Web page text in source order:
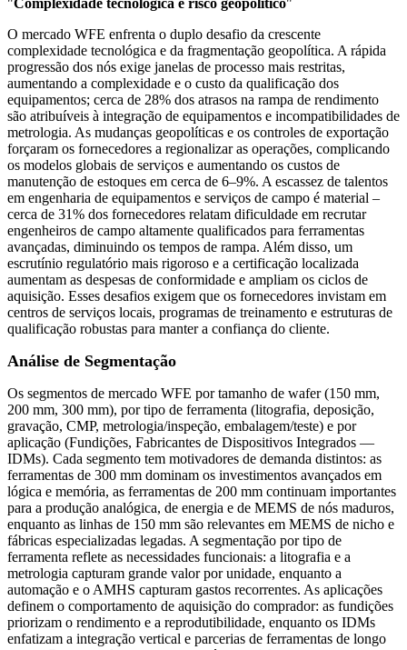
"Complexidade tecnológica e risco geopolítico"
O mercado WFE enfrenta o duplo desafio da crescente
complexidade tecnológica e da fragmentação geopolítica. A rápida
progressão dos nós exige janelas de processo mais restritas,
aumentando a complexidade e o custo da qualificação dos
equipamentos; cerca de 28% dos atrasos na rampa de rendimento
são atribuíveis à integração de equipamentos e incompatibilidades de
metrologia. As mudanças geopolíticas e os controles de exportação
forçaram os fornecedores a regionalizar as operações, complicando
os modelos globais de serviços e aumentando os custos de
manutenção de estoques em cerca de 6–9%. A escassez de talentos
em engenharia de equipamentos e serviços de campo é material –
cerca de 31% dos fornecedores relatam dificuldade em recrutar
engenheiros de campo altamente qualificados para ferramentas
avançadas, diminuindo os tempos de rampa. Além disso, um
escrutínio regulatório mais rigoroso e a certificação localizada
aumentam as despesas de conformidade e ampliam os ciclos de
aquisição. Esses desafios exigem que os fornecedores invistam em
centros de serviços locais, programas de treinamento e estruturas de
qualificação robustas para manter a confiança do cliente.
Análise de Segmentação
Os segmentos de mercado WFE por tamanho de wafer (150 mm,
200 mm, 300 mm), por tipo de ferramenta (litografia, deposição,
gravação, CMP, metrologia/inspeção, embalagem/teste) e por
aplicação (Fundições, Fabricantes de Dispositivos Integrados —
IDMs). Cada segmento tem motivadores de demanda distintos: as
ferramentas de 300 mm dominam os investimentos avançados em
lógica e memória, as ferramentas de 200 mm continuam importantes
para a produção analógica, de energia e de MEMS de nós maduros,
enquanto as linhas de 150 mm são relevantes em MEMS de nicho e
fábricas especializadas legadas. A segmentação por tipo de
ferramenta reflete as necessidades funcionais: a litografia e a
metrologia capturam grande valor por unidade, enquanto a
automação e o AMHS capturam gastos recorrentes. As aplicações
definem o comportamento de aquisição do comprador: as fundições
priorizam o rendimento e a reprodutibilidade, enquanto os IDMs
enfatizam a integração vertical e parcerias de ferramentas de longo